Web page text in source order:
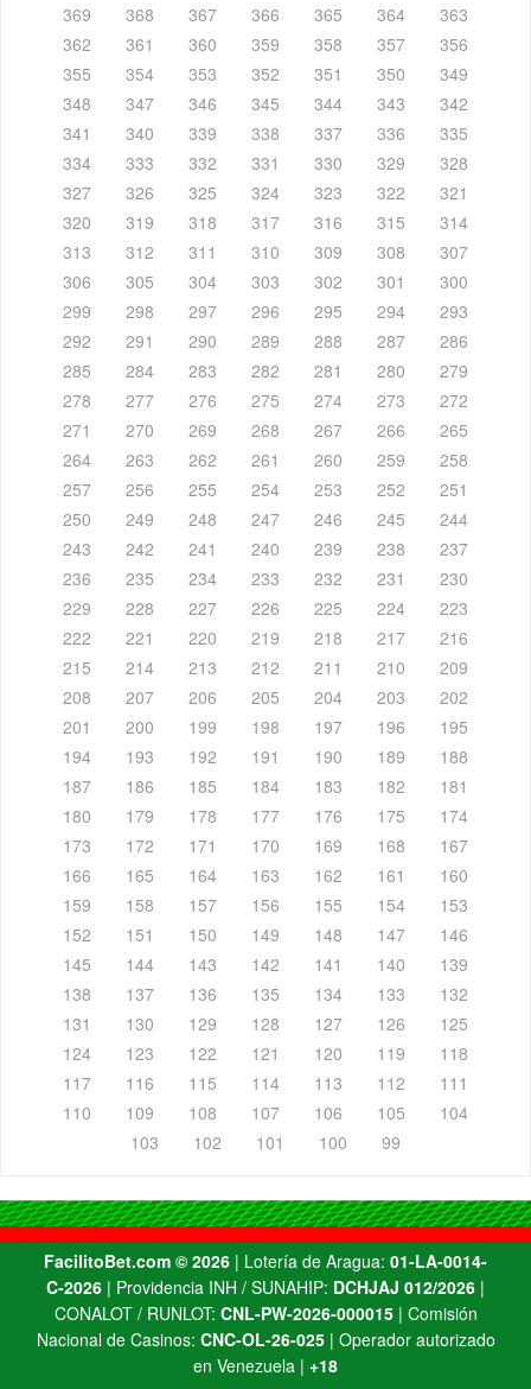
369
368 367 366 365 364
363
362
361 360 359 358 357
356
355
354 353 352 351 350
349
348
347 346 345 344 343
342
341
340 339 338 337 336
335
334
333 332 331 330 329
328
327
326 325 324 323 322
321
320
319 318 317 316 315
314
313
312 311 310 309 308
307
306
305 304 303 302 301
300
299
298 297 296 295 294
293
292
291 290 289 288 287
286
285
284 283 282 281 280
279
278
277 276 275 274 273
272
271
270 269 268 267 266
265
264
263 262 261 260 259
258
257
256 255 254 253 252
251
250
249 248 247 246 245
244
243
242 241 240 239 238
237
236
235 234 233 232 231
230
229
228 227 226 225 224
223
222
221 220 219 218 217
216
215
214 213 212 211 210
209
208
207 206 205 204 203
202
201
200 199 198 197 196
195
194
193 192 191 190 189
188
187
186 185 184 183 182
181
180
179 178 177 176 175
174
173
172 171 170 169 168
167
166
165 164 163 162 161
160
159
158 157 156 155 154
153
152
151 150 149 148 147
146
145
144 143 142 141 140
139
138
137 136 135 134 133
132
131
130 129 128 127 126
125
124
123 122 121 120 119
118
117
116 115 114 113 112
111
110
109 108 107 106 105
104
103
102 101 100 99
FacilitoBet.com ©️ 2026 | Lotería de Aragua: 01-LA-0014-
C-2026 | Providencia INH / SUNAHIP: DCHJAJ 012/2026 |
CONALOT / RUNLOT: CNL-PW-2026-000015| Comisión
Nacional de Casinos: CNC-OL-26-025| Operador autorizado
en Venezuela | +18